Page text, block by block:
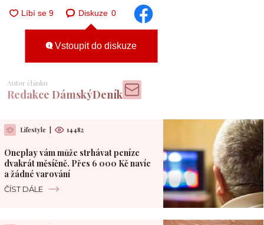
Diskuze 0
Vstoupit do diskuze
Autor článku
Redakce DámskýDeník
Lifestyle 14482
Oneplay vám může strhávat peníze
dvakrát měsíčně. Přes 6 000 Kč navíc
a žádné varování
ČÍST DÁLE